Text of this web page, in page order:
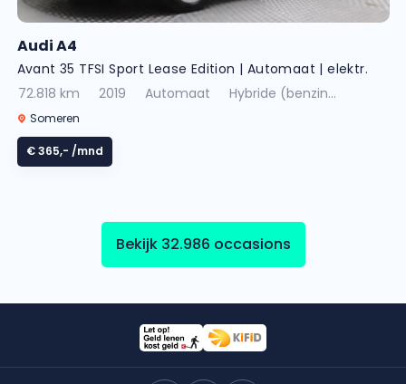
Audi A4
Avant 35 TFSI Sport Lease Edition | Automaat | elektr.
achterklep | climate control | navigatie | cruise control
| bluetooth | velgen met winterbanden
72.818 km 2019 Automaat Hybride (benzin...
Someren
€ 365,- /mnd
Bekijk 32.986 occasions